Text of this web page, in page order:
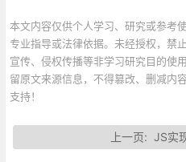
本文内容仅供个人学习、研究或参考
专业指导或法律依据。未经授权，禁
宣传、侵权传播等非学习研究目的使
留原文来源信息，不得篡改、删减内
支持！
上一页:JS实